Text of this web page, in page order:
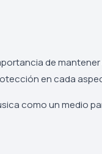
de
en cada
como un medio